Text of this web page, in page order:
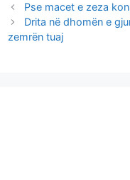
Pse macet e zeza
Drita në dhomën e
zemrën tuaj